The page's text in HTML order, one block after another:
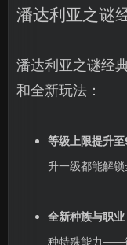
潘达利亚之谜
潘达利亚之谜经
和全新玩法：
等级上限提升
升一级都能解
全新种族与职业
种特殊能力——